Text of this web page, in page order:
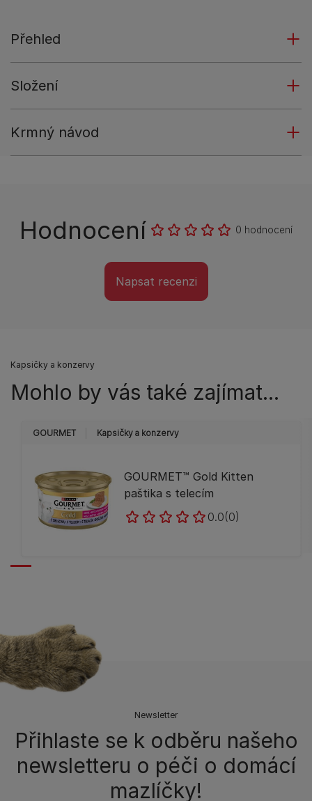
Přehled
Složení
Krmný návod
Hodnocení 0 hodnocení
Napsat recenzi
Kapsičky a konzervy
Mohlo by vás také zajímat...
GOURMET Kapsičky a konzervy
GOURMET™ Gold Kitten
paštika s telecím
0.0(0)
Newsletter
Přihlaste se k odběru našeho
newsletteru o péči o domácí
mazlíčky!